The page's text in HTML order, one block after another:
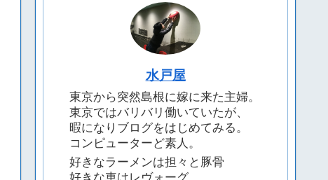
水戸屋
東京から突然島根に嫁に来た主婦。
東京ではバリバリ働いていたが、
暇になりブログをはじめてみる。
コンピューターど素人。
好きなラーメンは担々と豚骨